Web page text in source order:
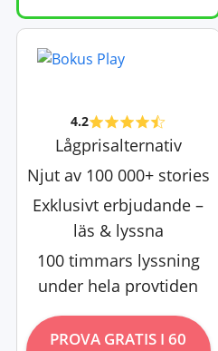
4.2
Lågprisalternativ
Njut av 100 000+ stories
Exklusivt erbjudande –
läs & lyssna
100 timmars lyssning
under hela provtiden
PROVA GRATIS I 60